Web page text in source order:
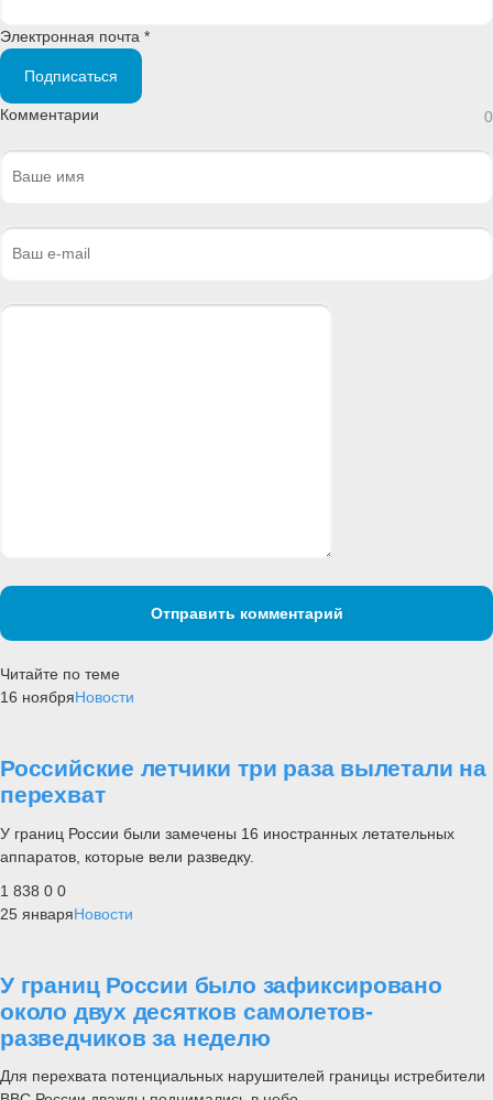
Электронная почта *
Подписаться
Комментарии 0
Отправить комментарий
Читайте по теме
16 ноябряНовости
Российские летчики три раза вылетали на
перехват
У границ России были замечены 16 иностранных летательных
аппаратов, которые вели разведку.
1 838 0 0
25 январяНовости
У границ России было зафиксировано
около двух десятков самолетов-
разведчиков за неделю
Для перехвата потенциальных нарушителей границы истребители